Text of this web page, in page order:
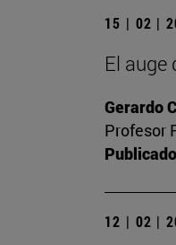
15 | 02 |
El
Gerardo
Profesor
12 | 02 |